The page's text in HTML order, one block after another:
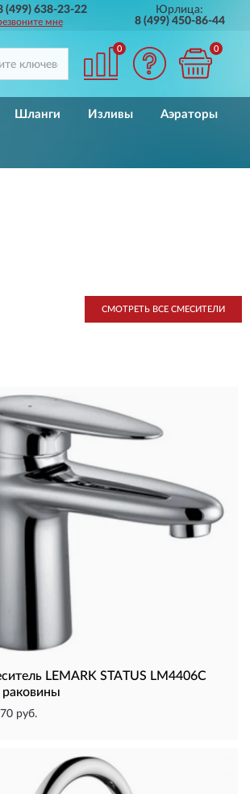
ДОСТАВИМ ПО ВСЕЙ РОССИИ
(499) 638-23-22
мне
Юрлица:
8 (499) 450-86-44
0 0
Шланги Изливы Аэраторы
СМОТРЕТЬ ВСЕ СМЕСИТЕЛИ
LEMARK STATUS LM4406C
раковины
руб.